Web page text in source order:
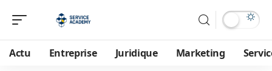
Actu Entreprise Juridique Marketing